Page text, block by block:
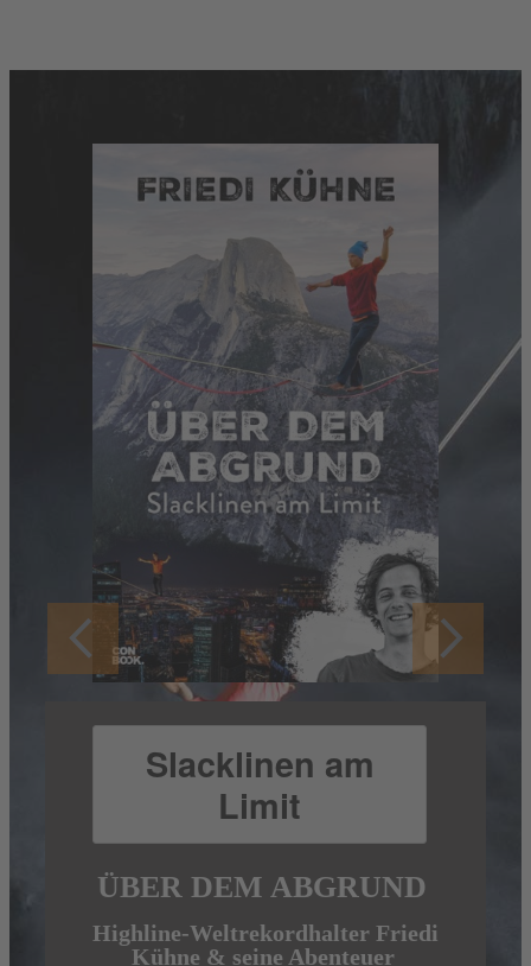
Ein Bildband mit
über fünf
Stunden
Audiomaterial
DIE GEILSTE LÜCKE
Slacklinen am
Limit
ÜBER DEM ABGRUND
Highline-Weltrekordhalter Friedi
Kühne & seine Abenteuer
NEUHEITEN
GOOD PLACES FOR
GOOD PEOPLE
Der Inspirations-Bildband Good Places for